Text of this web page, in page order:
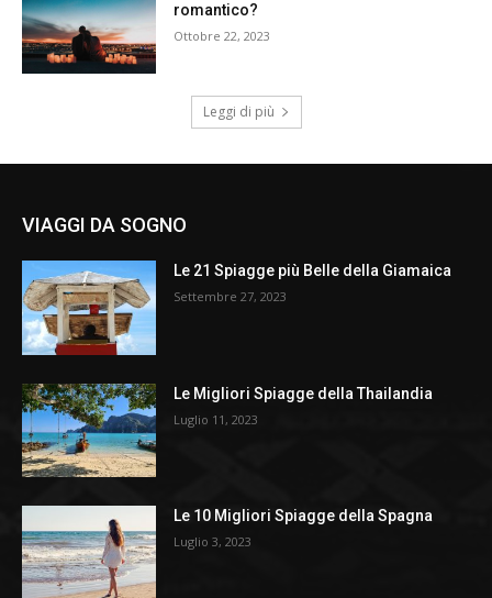
romantico?
Ottobre 22, 2023
Leggi di più
VIAGGI DA SOGNO
Le 21 Spiagge più Belle della Giamaica
Settembre 27, 2023
Le Migliori Spiagge della Thailandia
Luglio 11, 2023
Le 10 Migliori Spiagge della Spagna
Luglio 3, 2023